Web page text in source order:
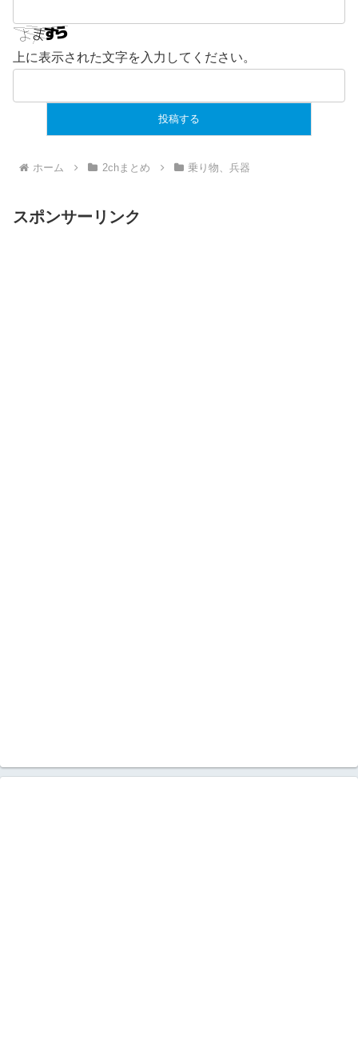
上に表示された文字を入力してください。
ホーム 2chまとめ 乗り物、兵器
スポンサーリンク